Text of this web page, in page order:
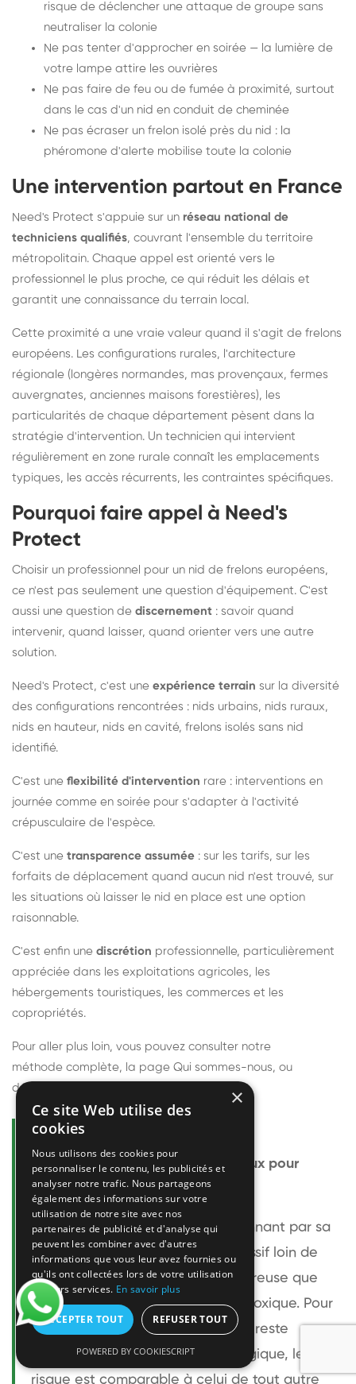
risque de déclencher une attaque de groupe sans
neutraliser la colonie
Ne pas tenter d'approcher en soirée — la lumière de
votre lampe attire les ouvrières
Ne pas faire de feu ou de fumée à proximité, surtout
dans le cas d'un nid en conduit de cheminée
Ne pas écraser un frelon isolé près du nid : la
phéromone d'alerte mobilise toute la colonie
Une intervention partout en France
Need's Protect s'appuie sur un réseau national de
techniciens qualifiés, couvrant l'ensemble du territoire
métropolitain. Chaque appel est orienté vers le
professionnel le plus proche, ce qui réduit les délais et
garantit une connaissance du terrain local.
Cette proximité a une vraie valeur quand il s'agit de frelons
européens. Les configurations rurales, l'architecture
régionale (longères normandes, mas provençaux, fermes
auvergnates, anciennes maisons forestières), les
particularités de chaque département pèsent dans la
stratégie d'intervention. Un technicien qui intervient
régulièrement en zone rurale connaît les emplacements
typiques, les accès récurrents, les contraintes spécifiques.
Pourquoi faire appel à Need's
Protect
Choisir un professionnel pour un nid de frelons européens,
ce n'est pas seulement une question d'équipement. C'est
aussi une question de discernement : savoir quand
intervenir, quand laisser, quand orienter vers une autre
solution.
Need's Protect, c'est une expérience terrain sur la diversité
des configurations rencontrées : nids urbains, nids ruraux,
nids en hauteur, nids en cavité, frelons isolés sans nid
identifié.
C'est une flexibilité d'intervention rare : interventions en
journée comme en soirée pour s'adapter à l'activité
crépusculaire de l'espèce.
C'est une transparence assumée : sur les tarifs, sur les
forfaits de déplacement quand aucun nid n'est trouvé, sur
les situations où laisser le nid en place est une option
raisonnable.
C'est enfin une discrétion professionnelle, particulièrement
appréciée dans les exploitations agricoles, les
hébergements touristiques, les commerces et les
copropriétés.
Pour aller plus loin, vous pouvez consulter notre
méthode complète, la page Qui sommes-nous, ou
découvrir
Questions fréquentes
Le frelon européen est-il dangereux pour
l'homme ?
Le frelon européen est impressionnant par sa
taille mais relativement peu agressif loin de
son nid. Sa piqûre est plus douloureuse que
celle d'une guêpe sans être plus toxique. Pour
une personne non allergique, elle reste
bénigne. Pour une personne allergique, le
risque est comparable à celui de tout autre
×
Ce site Web utilise des
cookies
Nous utilisons des cookies pour
personnaliser le contenu, les publicités et
analyser notre trafic. Nous partageons
également des informations sur votre
utilisation de notre site avec nos
partenaires de publicité et d'analyse qui
peuvent les combiner avec d'autres
informations que vous leur avez fournies ou
qu'ils ont collectées lors de votre utilisation
de leurs services. En savoir plus
ACCEPTER TOUT REFUSER TOUT
POWERED BY COOKIESCRIPT